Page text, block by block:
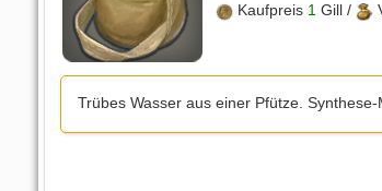
Kaufpreis 1 Gill /
Trübes Wasser aus einer Pfütze. Synthese-